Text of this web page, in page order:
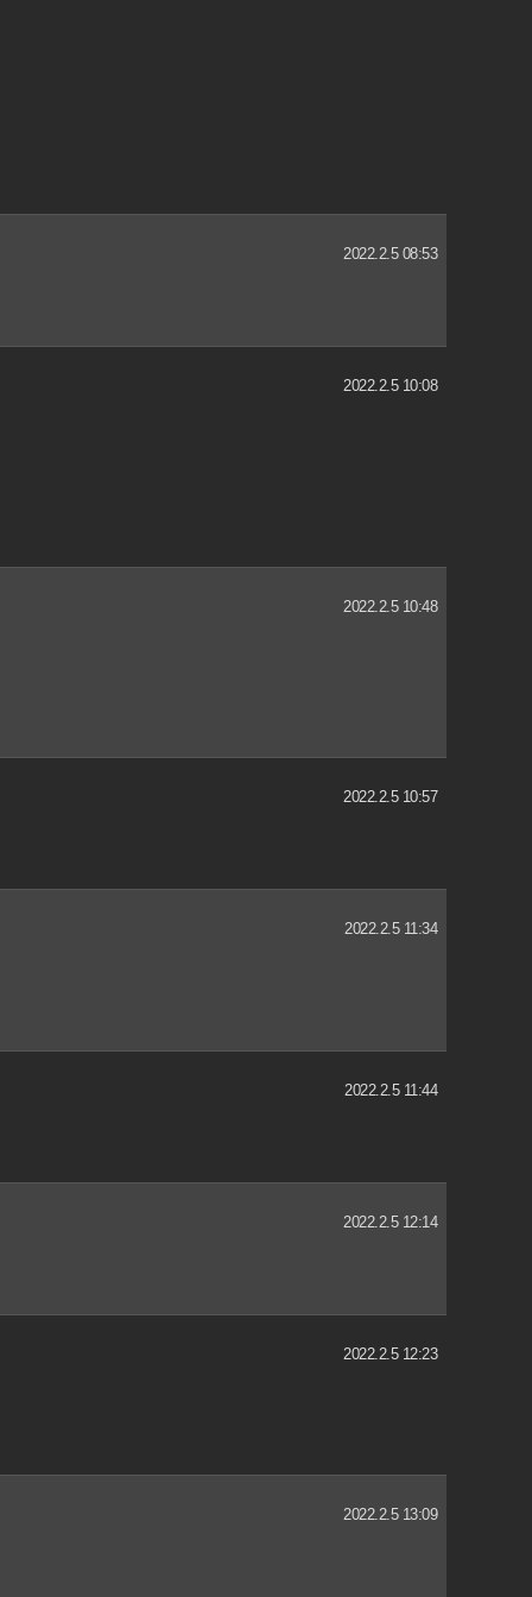
2022.2.5 08:53
2022.2.5 10:08
2022.2.5 10:48
2022.2.5 10:57
2022.2.5 11:34
2022.2.5 11:44
2022.2.5 12:14
2022.2.5 12:23
2022.2.5 13:09